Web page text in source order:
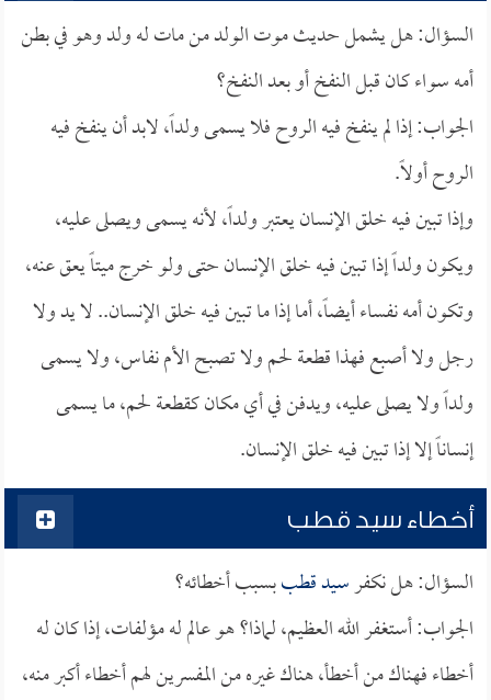
السؤال: هل يشمل حديث موت الولد من مات له ولد وهو في بطن
أمه سواء كان قبل النفخ أو بعد النفخ؟
الجواب: إذا لم ينفخ فيه الروح فلا يسمى ولداً، لابد أن ينفخ فيه
الروح أولاً.
وإذا تبين فيه خلق الإنسان يعتبر ولداً، لأنه يسمى ويصلى عليه،
ويكون ولداً إذا تبين فيه خلق الإنسان حتى ولو خرج ميتاً يعق عنه،
وتكون أمه نفساء أيضاً، أما إذا ما تبين فيه خلق الإنسان.. لا يد ولا
رجل ولا أصبع فهذا قطعة لحم ولا تصبح الأم نفاس، ولا يسمى
ولداً ولا يصلى عليه، ويدفن في أي مكان كقطعة لحم، ما يسمى
إنساناً إلا إذا تبين فيه خلق الإنسان.
أخطاء سيد قطب
السؤال: هل نكفرسيد قطببسبب أخطائه؟
الجواب: أستغفر الله العظيم، لماذا؟ هو عالم له مؤلفات، إذا كان له
أخطاء فهناك من أخطأ، هناك غيره من المفسرين لهم أخطاء أكبر منه،